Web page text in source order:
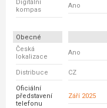
Digitální
kompas
Ano
Obecné
Česká
lokalizace
Ano
Distribuce CZ
Oficiální
představení
telefonu
Září 2025